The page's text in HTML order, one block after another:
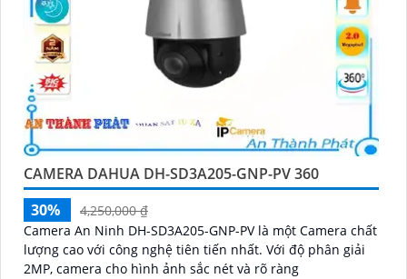
CAMERA DAHUA DH-SD3A205-GNP-PV 360
30%
4,250,000 ₫
Camera An Ninh DH-SD3A205-GNP-PV là một Camera chất
lượng cao với công nghệ tiên tiến nhất. Với độ phân giải
2MP, camera cho hình ảnh sắc nét và rõ ràng